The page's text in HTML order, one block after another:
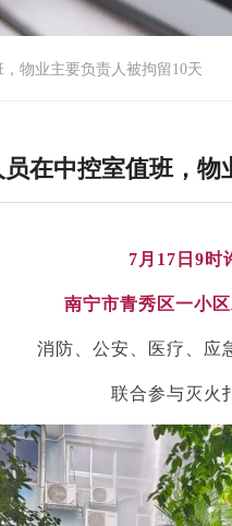
物业主要负责人被拘留10天
在中控室值班，物
7月17日9时
南宁市青秀区一小
消防、 公安、医疗、应
联合参与灭火